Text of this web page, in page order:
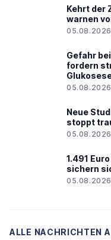
Kehrt der
warnen
Gefahr
fordern
Neue
stoppt
1.491
sichern
ALLE NACHRICHTEN